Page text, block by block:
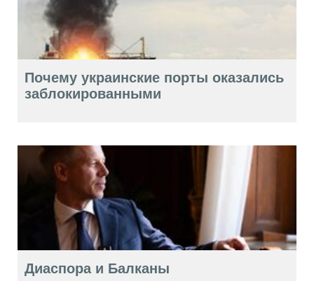
Почему украинские порты оказались
заблокированными
Диаспора и Балканы